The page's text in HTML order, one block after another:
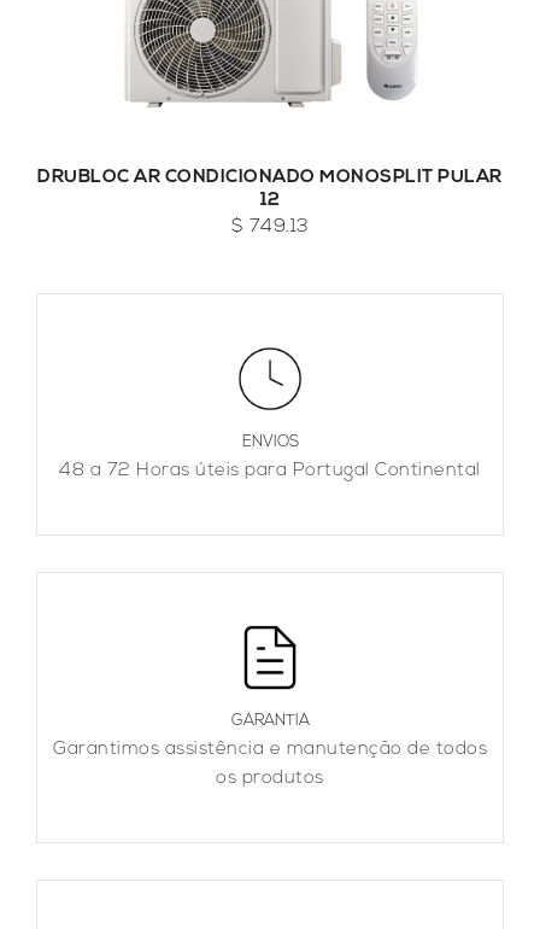
DRUBLOC AR CONDICIONADO MONOSPLIT PULAR
12
$ 749.13
ENVIOS
48 a 72 Horas úteis para Portugal Continental
GARANTIA
Garantimos assistência e manutenção de todos
os produtos